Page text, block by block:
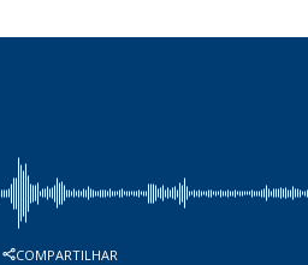
COMPARTILHAR